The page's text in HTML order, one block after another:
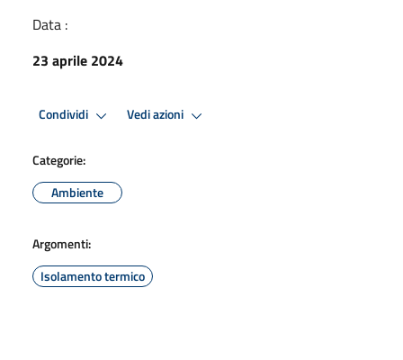
Data :
23 aprile 2024
Condividi Vedi azioni
Categorie:
Ambiente
Argomenti:
Isolamento termico